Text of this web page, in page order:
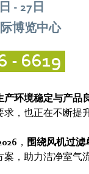
- 27日
博览中心
- 6619
环境稳定与产品
，也正在不断提升
， 围绕风机过滤
，助力洁净室气